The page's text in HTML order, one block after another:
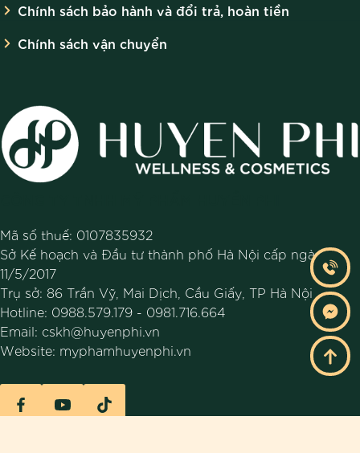
Chính sách bảo hành và đổi trả, hoàn tiền
Chính sách vận chuyển
Mã số thuế: 0107835932
Sở Kế hoạch và Đầu tư thành phố Hà Nội cấp ngày
11/5/2017
Trụ sở: 86 Trần Vỹ, Mai Dịch, Cầu Giấy, TP Hà Nội
Hotline: 0988.579.179 - 0981.716.664
Email: cskh@huyenphi.vn
Website: myphamhuyenphi.vn